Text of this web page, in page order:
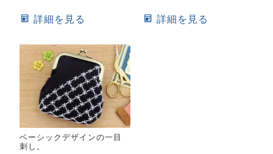
詳細を見る 詳細を見る
ベーシックデザインの一目
刺し。